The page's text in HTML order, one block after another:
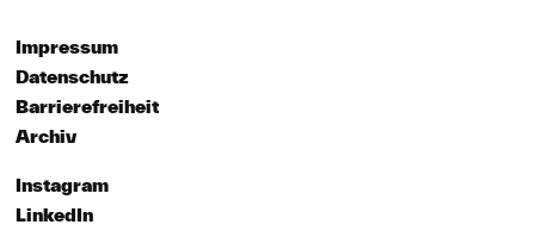
Impressum
Datenschutz
Barrierefreiheit
Archiv
Instagram
LinkedIn